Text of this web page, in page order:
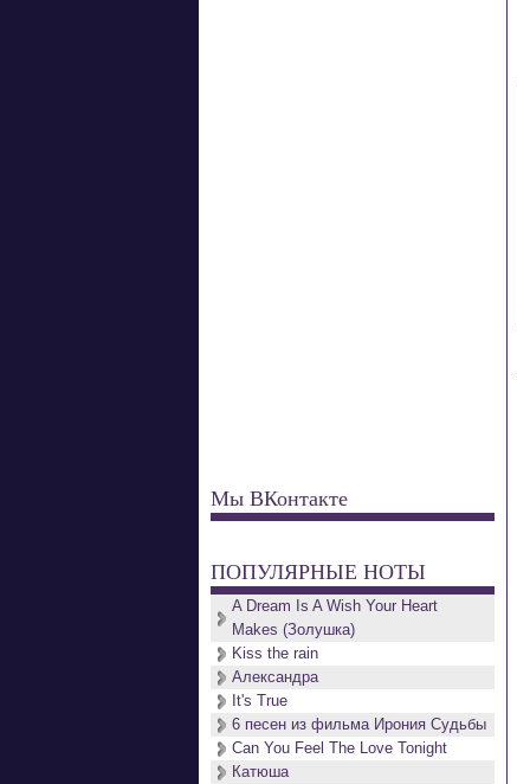
Мы ВКонтакте
ПОПУЛЯРНЫЕ НОТЫ
A Dream Is A Wish Your Heart
Makes (Золушка)
Kiss the rain
Александра
It's True
6 песен из фильма Ирония Судьбы
Can You Feel The Love Tonight
Катюша